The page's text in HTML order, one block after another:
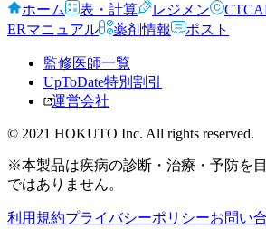
ホーム
表・計算 レジメン
ERマニュアル
薬剤情報 ポスト
監修医師一覧
UpToDate特別割引
運営会社
© 2021 HOKUTO Inc. All rights reserved.
※本製品は疾病の診断・治療・予防を
ではありません。
利用規約プライバシーポリシーお問い